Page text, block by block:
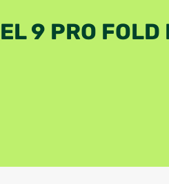
9 PRO